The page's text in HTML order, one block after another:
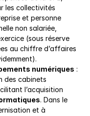
les collectivités
et personne
non salariée,
(sous réserve
au chiffre d’affaires
numériques :
des cabinets
l’acquisition
. Dans le
et à